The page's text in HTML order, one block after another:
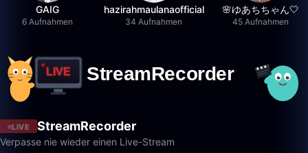
GAIG
6 Aufnahmen
hazirahmaulanaofficial
34 Aufnahmen
🌸ゆあちちゃん🤍
45 Aufnahmen
LIVE StreamRecorder
Verpasse nie wieder einen Live-Stream